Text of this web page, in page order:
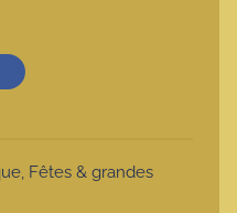
, Fêtes & grandes